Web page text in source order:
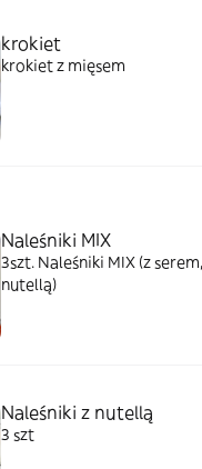
krokiet
krokiet z mięsem
Naleśniki MIX
3szt. Naleśniki MIX (z
nutellą)
Naleśniki z nutellą
3 szt